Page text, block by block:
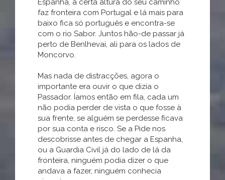
Espanha, a certa altura do seu caminho
faz fronteira com Portugal e lá mais para
baixo fica só português e encontra-se
com o rio Sabor. Juntos hão-de passar já
perto de Benlhevai, ali para os lados de
Moncorvo.
Mas nada de distracções, agora o
importante era ouvir o que dizia o
Passador. Íamos então em fila, cada um
não podia perder de vista o que fosse à
sua frente, se alguém se perdesse ficava
por sua conta e risco. Se a Pide nos
descobrisse antes de chegar a Espanha,
ou a Guardia Civil já do lado de lá da
fronteira, ninguém podia dizer o que
andava a fazer, ninguém conhecia